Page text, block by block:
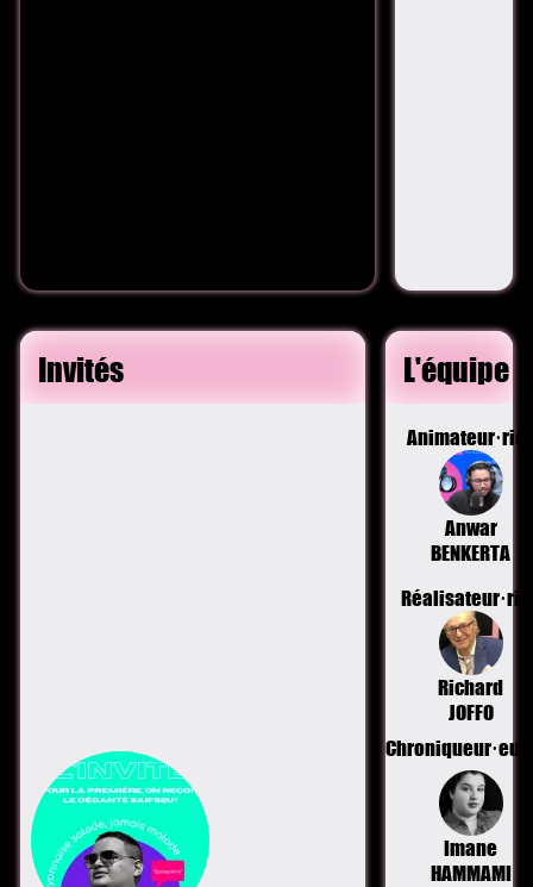
Invités L'équipe
Anwar
BENKERTA
Richard
JOFFO
Imane
HAMMAMI